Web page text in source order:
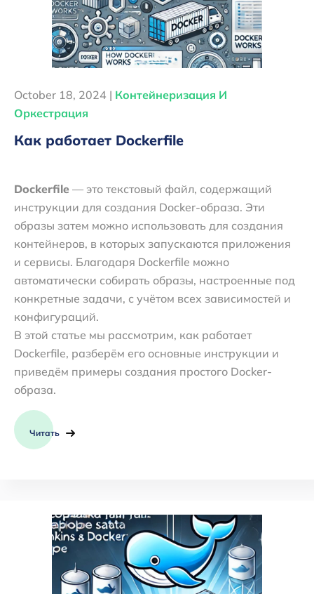
October 18, 2024 | Контейнеризация И
Оркестрация
Как работает Dockerfile
Dockerfile — это текстовый файл, содержащий
инструкции для создания Docker-образа. Эти
образы затем можно использовать для создания
контейнеров, в которых запускаются приложения
и сервисы. Благодаря Dockerfile можно
автоматически собирать образы, настроенные под
конкретные задачи, с учётом всех зависимостей и
конфигураций.
В этой статье мы рассмотрим, как работает
Dockerfile, разберём его основные инструкции и
приведём примеры создания простого Docker-
образа.
Читать